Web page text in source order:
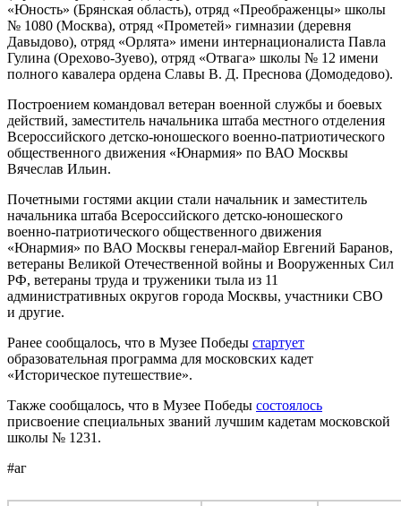
«Юность» (Брянская область), отряд «Преображенцы» школы
№ 1080 (Москва), отряд «Прометей» гимназии (деревня
Давыдово), отряд «Орлята» имени интернационалиста Павла
Гулина (Орехово-Зуево), отряд «Отвага» школы № 12 имени
полного кавалера ордена Славы В. Д. Преснова (Домодедово).
Построением командовал ветеран военной службы и боевых
действий, заместитель начальника штаба местного отделения
Всероссийского детско-юношеского военно-патриотического
общественного движения «Юнармия» по ВАО Москвы
Вячеслав Ильин.
Почетными гостями акции стали начальник и заместитель
начальника штаба Всероссийского детско-юношеского
военно-патриотического общественного движения
«Юнармия» по ВАО Москвы генерал-майор Евгений Баранов,
ветераны Великой Отечественной войны и Вооруженных Сил
РФ, ветераны труда и труженики тыла из 11
административных округов города Москвы, участники СВО
и другие.
Ранее сообщалось, что в Музее Победы стартует
образовательная программа для московских кадет
«Историческое путешествие».
Также сообщалось, что в Музее Победы состоялось
присвоение специальных званий лучшим кадетам московской
школы № 1231.
#аг